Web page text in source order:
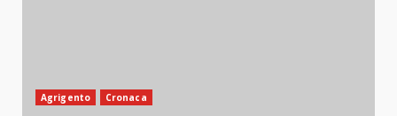
Agrigento Cronaca